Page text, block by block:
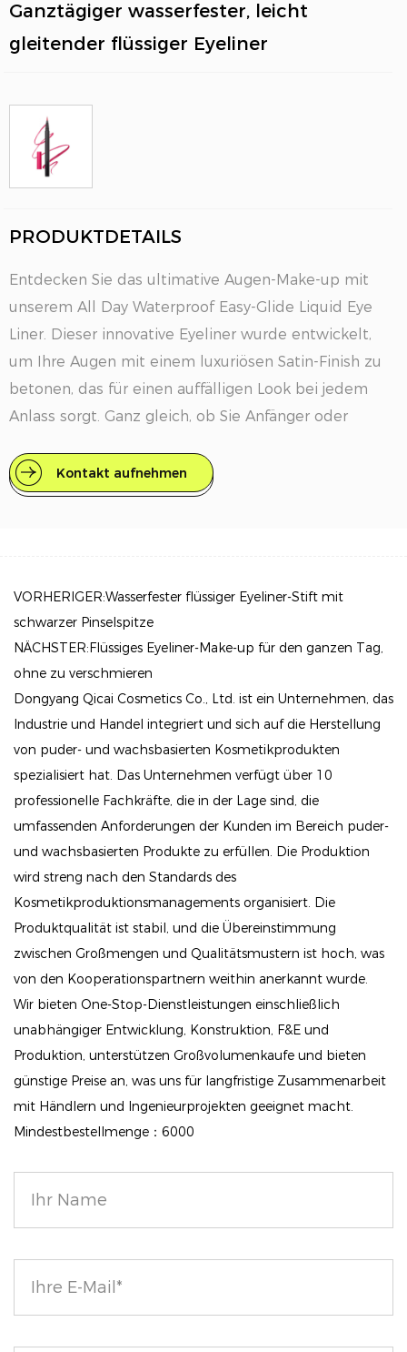
Ganztägiger wasserfester, leicht
gleitender flüssiger Eyeliner
PRODUKTDETAILS
Entdecken Sie das ultimative Augen-Make-up mit
unserem All Day Waterproof Easy-Glide Liquid Eye
Liner. Dieser innovative Eyeliner wurde entwickelt,
um Ihre Augen mit einem luxuriösen Satin-Finish zu
betonen, das für einen auffälligen Look bei jedem
Anlass sorgt. Ganz gleich, ob Sie Anfänger oder
bietet die perfekte Mischung aus Leichtigkeit und
Präzision für jede Anwendung.
Finish, das Ihr Augen-Make-up aufwertet und Ihre
Augen elegant und verführerisch zum Strahlen bringt.
Präzise Anwendung: Die feine, markerartige Spitze
ermöglicht eine präzise und mühelose Anwendung,
sodass Sie sowohl zarte Linien als auch kräftige
Striche souverän zeichnen können.
Langanhaltende Definition: Erleben Sie wunderschön
definierte Augen, die ein Statement setzen und dafür
sorgen, dass Sie überall einen unvergesslichen
Eindruck hinterlassen.
Vielseitiges Design: Dieser Eyeliner eignet sich
perfekt für sowohl subtile als auch dramatische
Looks und passt sich Ihrem Stil an, egal ob Sie einen
natürlichen Look für den Tag oder einen auffälligen
Glamour-Look für den Abend bevorzugen.
Ganztägiges Tragen: Dieser Eyeliner ist wasserfest,
übertragungssicher und wischfest und bleibt von
morgens bis abends intakt, ohne dass
Nachbesserungen erforderlich sind.
Schnell trocknende Formel: Die schnell trocknende
Formel lässt sich mühelos auftragen, härtet schnell
verschmiert noch verläuft, egal unter welchen
All Day Waterproof Easy-Glide Liquid Eye Liner, der
Kontakt aufnehmen
VORHERIGER:Wasserfester flüssiger Eyeliner-Stift mit
schwarzer Pinselspitze
NÄCHSTER:Flüssiges Eyeliner-Make-up für den ganzen Tag,
ohne zu verschmieren
Dongyang Qicai Cosmetics Co., Ltd. ist ein Unternehmen, das
Industrie und Handel integriert und sich auf die Herstellung
von puder- und wachsbasierten Kosmetikprodukten
spezialisiert hat. Das Unternehmen verfügt über 10
professionelle Fachkräfte, die in der Lage sind, die
umfassenden Anforderungen der Kunden im Bereich puder-
und wachsbasierten Produkte zu erfüllen. Die Produktion
wird streng nach den Standards des
Kosmetikproduktionsmanagements organisiert. Die
Produktqualität ist stabil, und die Übereinstimmung
zwischen Großmengen und Qualitätsmustern ist hoch, was
von den Kooperationspartnern weithin anerkannt wurde.
Wir bieten One-Stop-Dienstleistungen einschließlich
unabhängiger Entwicklung, Konstruktion, F&E und
Produktion, unterstützen Großvolumenkaufe und bieten
günstige Preise an, was uns für langfristige Zusammenarbeit
mit Händlern und Ingenieurprojekten geeignet macht.
Mindestbestellmenge：6000